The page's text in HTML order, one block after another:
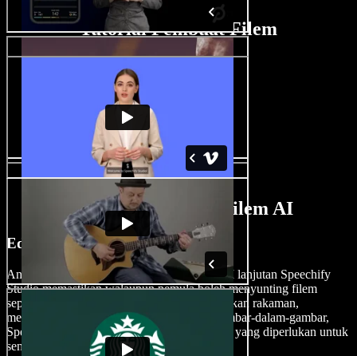
Tutorial Pembuat Filem
Ciri-Ciri Pembuat Filem AI
Edit Filem Seperti Profesional
Antaramuka intuitif dan alat penyuntingan AI lanjutan Speechify
Studio memastikan walaupun pemula boleh menyunting filem
seperti profesional. Sama ada anda menstabilkan rakaman,
menambah efek visual atau mencuba ciri gambar-dalam-gambar,
Speechify Studio menyediakan semua fungsi yang diperlukan untuk
sentuhan profesional.